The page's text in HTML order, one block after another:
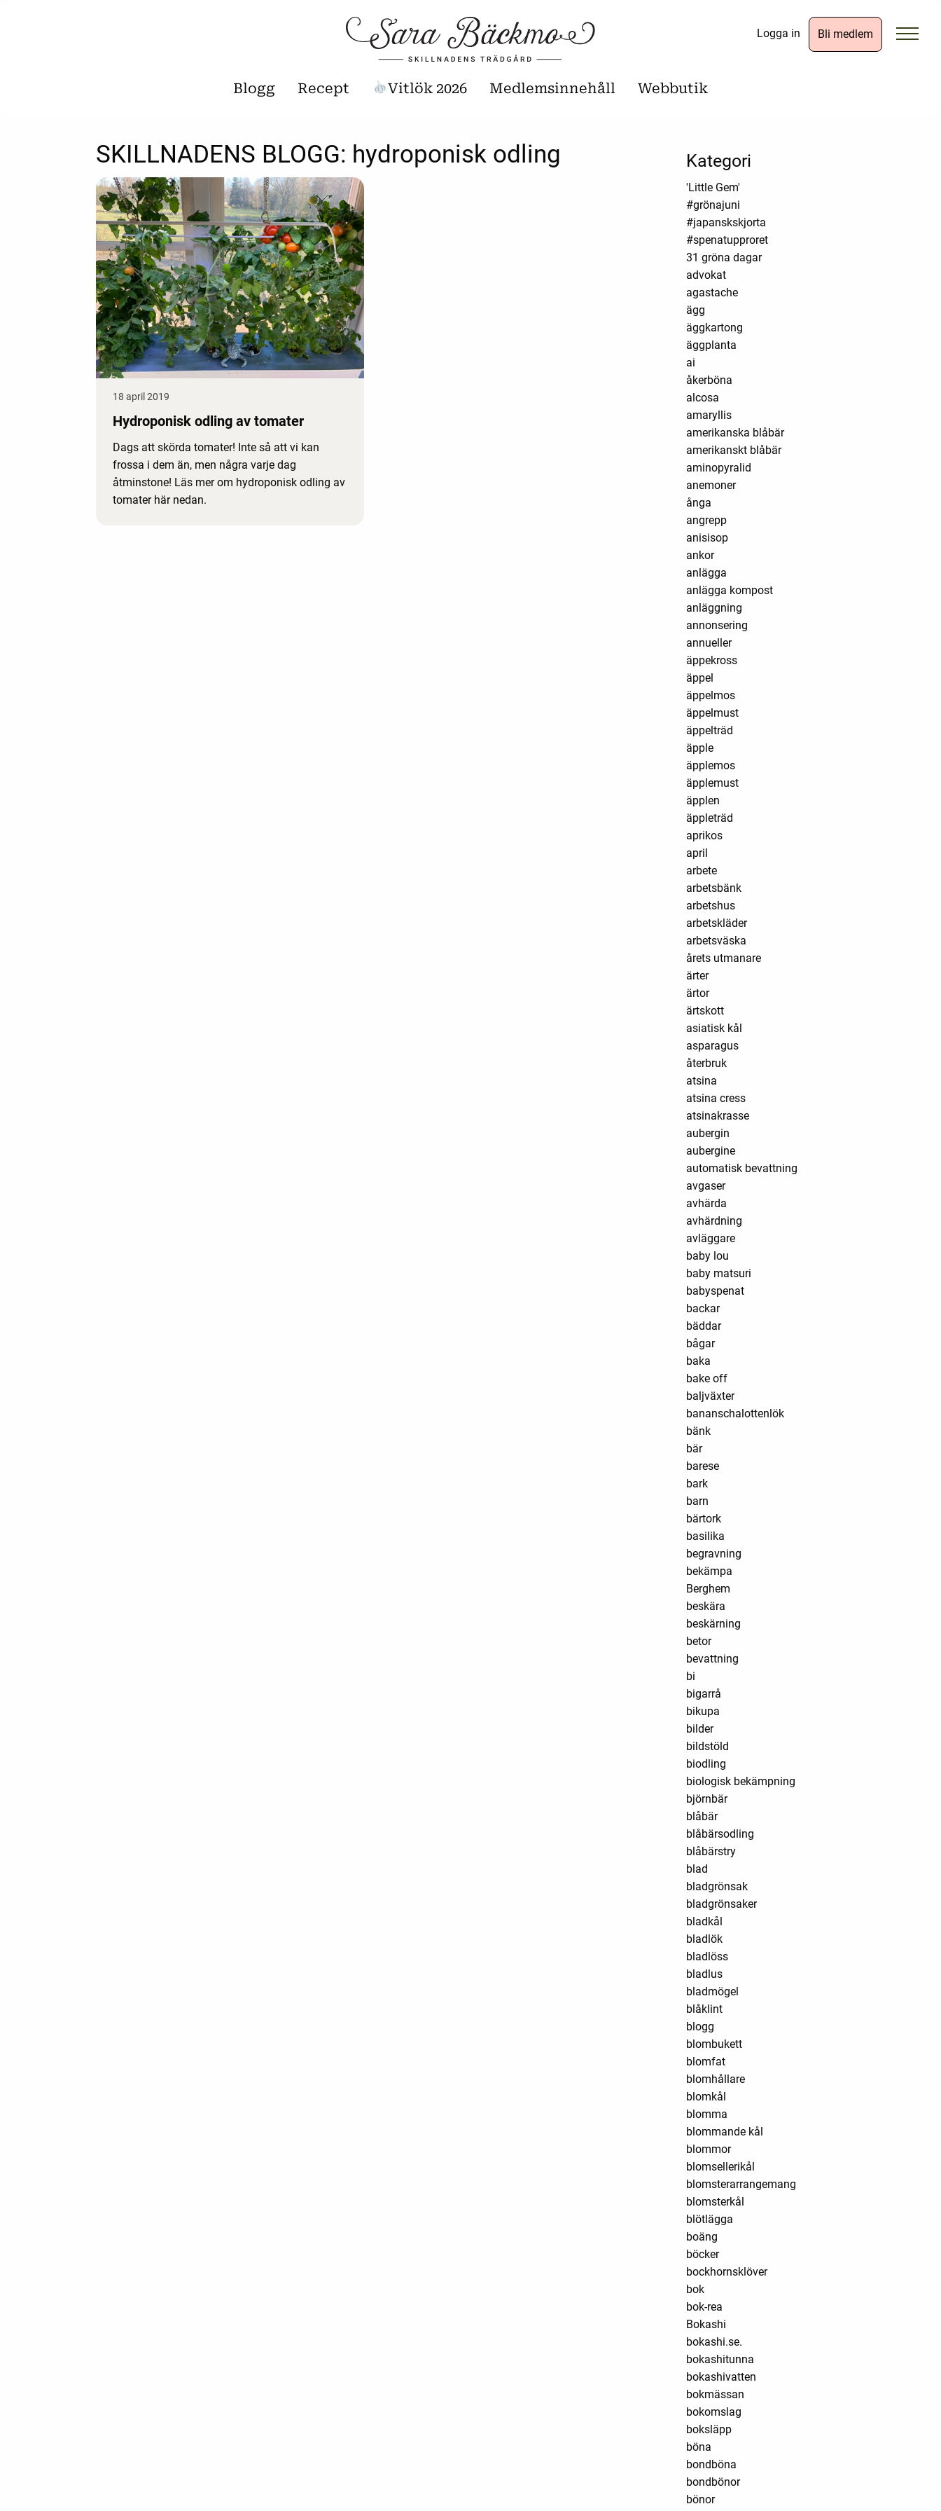
Logga in Bli medlem
Blogg Recept Vitlök 2026 Medlemsinnehåll Webbutik
SKILLNADENS BLOGG: hydroponisk odling
18 april 2019
Hydroponisk odling av tomater
Dags att skörda tomater! Inte så att vi kan
frossa i dem än, men några varje dag
åtminstone! Läs mer om hydroponisk odling av
tomater här nedan.
Kategori
'Little Gem'
#grönajuni
#japanskskjorta
#spenatupproret
31 gröna dagar
advokat
agastache
ägg
äggkartong
äggplanta
ai
åkerböna
alcosa
amaryllis
amerikanska blåbär
amerikanskt blåbär
aminopyralid
anemoner
ånga
angrepp
anisisop
ankor
anlägga
anlägga kompost
anläggning
annonsering
annueller
äppekross
äppel
äppelmos
äppelmust
äppelträd
äpple
äpplemos
äpplemust
äpplen
äppleträd
aprikos
april
arbete
arbetsbänk
arbetshus
arbetskläder
arbetsväska
årets utmanare
ärter
ärtor
ärtskott
asiatisk kål
asparagus
återbruk
atsina
atsina cress
atsinakrasse
aubergin
aubergine
automatisk bevattning
avgaser
avhärda
avhärdning
avläggare
baby lou
baby matsuri
babyspenat
backar
bäddar
bågar
baka
bake off
baljväxter
bananschalottenlök
bänk
bär
barese
bark
barn
bärtork
basilika
begravning
bekämpa
Berghem
beskära
beskärning
betor
bevattning
bi
bigarrå
bikupa
bilder
bildstöld
biodling
biologisk bekämpning
björnbär
blåbär
blåbärsodling
blåbärstry
blad
bladgrönsak
bladgrönsaker
bladkål
bladlök
bladlöss
bladlus
bladmögel
blåklint
blogg
blombukett
blomfat
blomhållare
blomkål
blomma
blommande kål
blommor
blomsellerikål
blomsterarrangemang
blomsterkål
blötlägga
boäng
böcker
bockhornsklöver
bok
bok-rea
Bokashi
bokashi.se.
bokashitunna
bokashivatten
bokmässan
bokomslag
boksläpp
böna
bondböna
bondbönor
bönor